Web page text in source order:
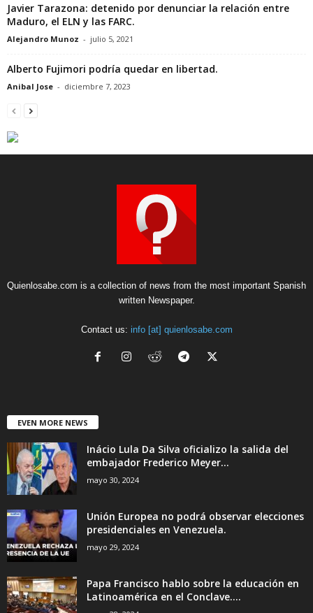
Javier Tarazona: detenido por denunciar la relación entre
Maduro, el ELN y las FARC.
Alejandro Munoz - julio 5, 2021
Alberto Fujimori podría quedar en libertad.
Anibal Jose - diciembre 7, 2023
Quienlosabe.com is a collection of news from the most important Spanish
written Newspaper.
Contact us: info [at] quienlosabe.com
EVEN MORE NEWS
Inácio Lula Da Silva oficializo la salida del
embajador Frederico Meyer...
mayo 30, 2024
Unión Europea no podrá observar elecciones
presidenciales en Venezuela.
mayo 29, 2024
Papa Francisco hablo sobre la educación en
Latinoamérica en el Conclave....